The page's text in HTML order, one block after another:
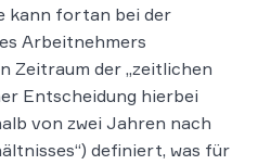
kann fortan bei der
Arbeitnehmers
Zeitraum der „zeitlichen
Entscheidung hierbei
von zwei Jahren nach
definiert, was für